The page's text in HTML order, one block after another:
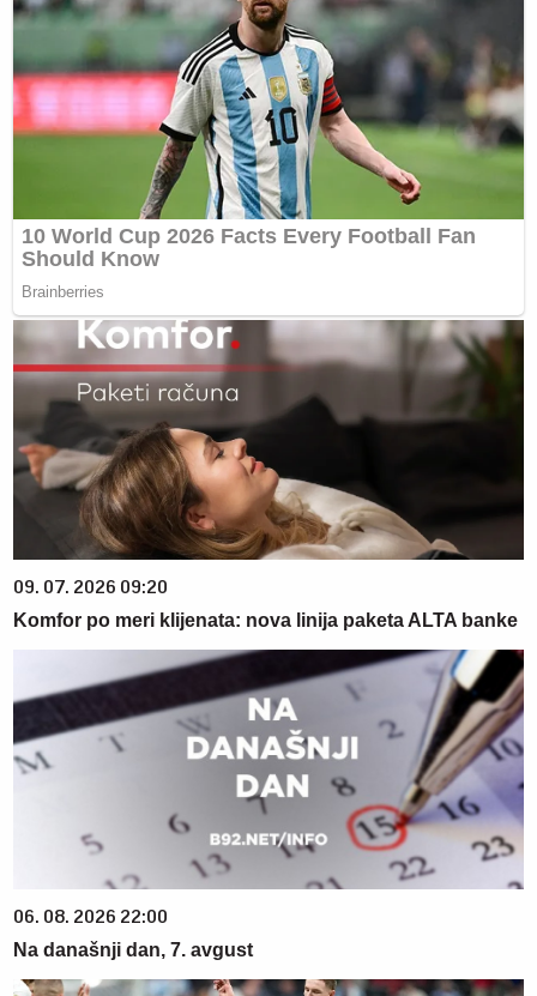
09. 07. 2026 09:20
Komfor po meri klijenata: nova linija paketa ALTA banke
06. 08. 2026 22:00
Na današnji dan, 7. avgust